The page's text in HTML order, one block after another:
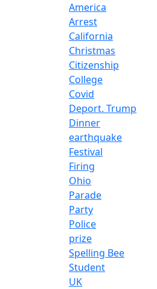
America
Arrest
California
Christmas
Citizenship
College
Covid
Deport. Trump
Dinner
earthquake
Festival
Firing
Ohio
Parade
Party
Police
prize
Spelling Bee
Student
UK